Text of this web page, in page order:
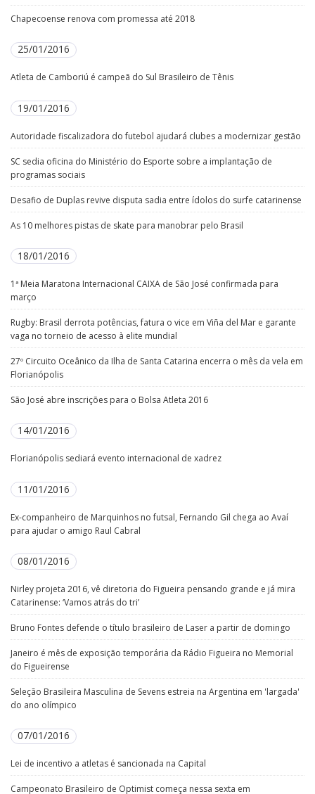
Chapecoense renova com promessa até 2018
25/01/2016
Atleta de Camboriú é campeã do Sul Brasileiro de Tênis
19/01/2016
Autoridade fiscalizadora do futebol ajudará clubes a modernizar gestão
SC sedia oficina do Ministério do Esporte sobre a implantação de
programas sociais
Desafio de Duplas revive disputa sadia entre ídolos do surfe catarinense
As 10 melhores pistas de skate para manobrar pelo Brasil
18/01/2016
1ª Meia Maratona Internacional CAIXA de São José confirmada para
março
Rugby: Brasil derrota potências, fatura o vice em Viña del Mar e garante
vaga no torneio de acesso à elite mundial
27º Circuito Oceânico da Ilha de Santa Catarina encerra o mês da vela em
Florianópolis
São José abre inscrições para o Bolsa Atleta 2016
14/01/2016
Florianópolis sediará evento internacional de xadrez
11/01/2016
Ex-companheiro de Marquinhos no futsal, Fernando Gil chega ao Avaí
para ajudar o amigo Raul Cabral
08/01/2016
Nirley projeta 2016, vê diretoria do Figueira pensando grande e já mira
Catarinense: ‘Vamos atrás do tri’
Bruno Fontes defende o título brasileiro de Laser a partir de domingo
Janeiro é mês de exposição temporária da Rádio Figueira no Memorial
do Figueirense
Seleção Brasileira Masculina de Sevens estreia na Argentina em 'largada'
do ano olímpico
07/01/2016
Lei de incentivo a atletas é sancionada na Capital
Campeonato Brasileiro de Optimist começa nessa sexta em